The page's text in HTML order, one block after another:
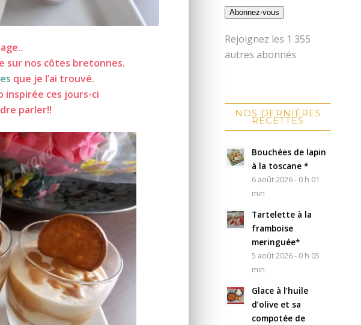
sur nos côtes bretonnes.
que je l’ai trouvé.
inspirée ces jours-ci
parler!!
Abonnez-vous
Rejoignez les 1 355
autres abonnés
NOS DERNIÈRES
RECETTES
Bouchées de lapin
à la toscane *
6 août 2026 - 0 h 01
min
Tartelette à la
framboise
meringuée*
5 août 2026 - 0 h 05
min
Glace à l’huile
d’olive et sa
compotée de